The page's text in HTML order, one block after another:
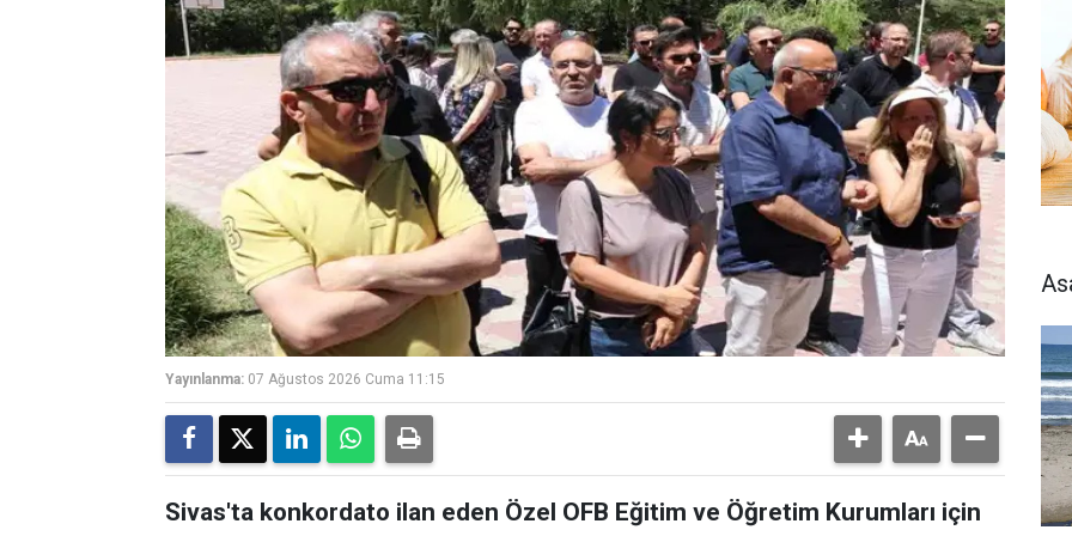
Yayınlanma: 07 Ağustos 2026 Cuma 11:15
Sivas'ta konkordato ilan eden Özel OFB Eğitim ve Öğretim Kurumları için